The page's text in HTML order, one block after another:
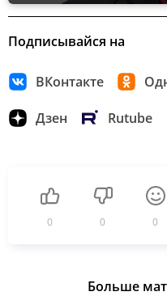
Подписывайся на
ВКонтакте
Дзен Rutube
0 0 0
Больше